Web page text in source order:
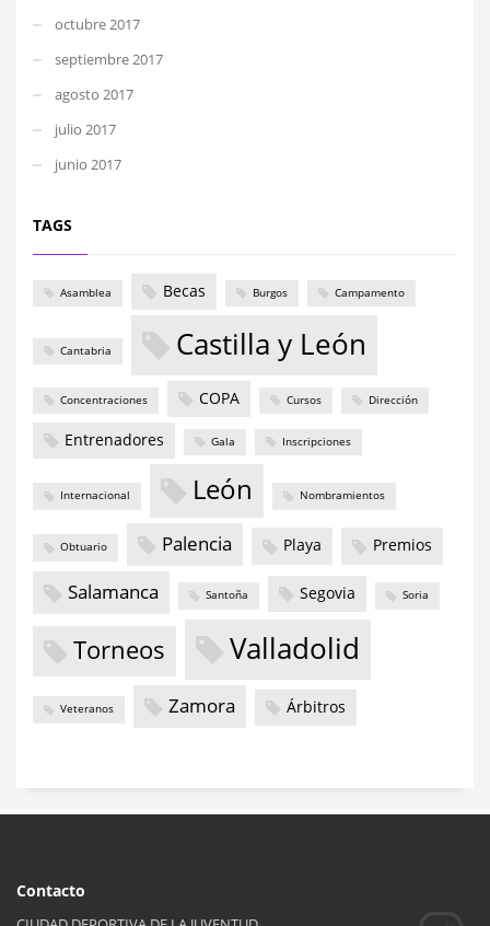
octubre 2017
septiembre 2017
agosto 2017
julio 2017
junio 2017
TAGS
Asamblea Becas Burgos Campamento
Cantabria Castilla y León
Concentraciones COPA Cursos Dirección
Entrenadores Gala Inscripciones
Internacional León Nombramientos
Obtuario Palencia Playa Premios
Salamanca Santoña Segovia Soria
Torneos Valladolid
Veteranos Zamora Árbitros
Contacto